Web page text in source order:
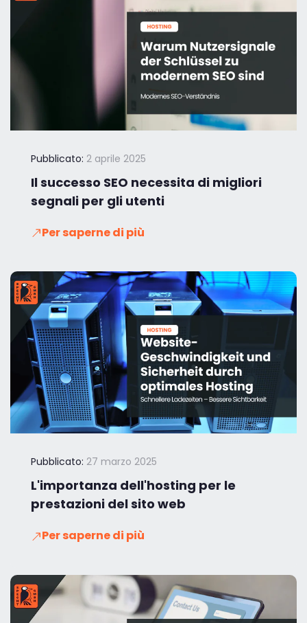
Pubblicato: 2 aprile 2025
Il successo SEO necessita di migliori
segnali per gli utenti
Per saperne di più
Pubblicato: 27 marzo 2025
L'importanza dell'hosting per le
prestazioni del sito web
Per saperne di più